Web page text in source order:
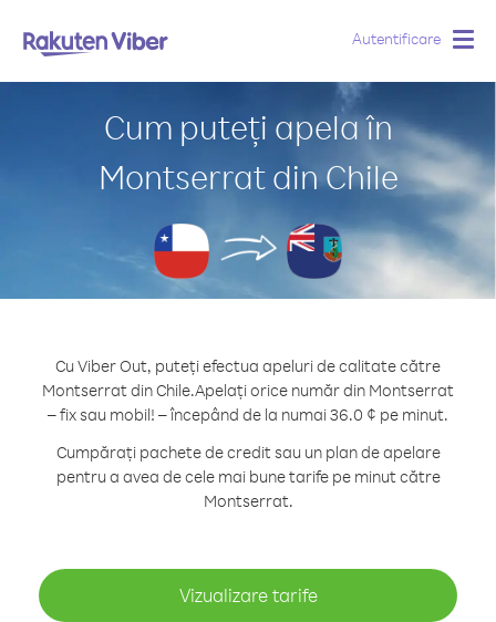
Autentificare
Cum puteți apela în
Montserrat din Chile
Cu Viber Out, puteți efectua apeluri de calitate către
Montserrat din Chile.Apelați orice număr din Montserrat
– fix sau mobil! – începând de la numai 36.0 ¢ pe minut.
Cumpărați pachete de credit sau un plan de apelare
pentru a avea de cele mai bune tarife pe minut către
Montserrat.
Vizualizare tarife